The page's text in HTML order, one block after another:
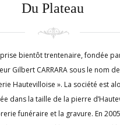
Du Plateau
bientôt trentenaire, fondée
Gilbert CARRARA sous le nom
Hautevilloise ». La société est
dans la taille de la pierre
funéraire et la gravure. En